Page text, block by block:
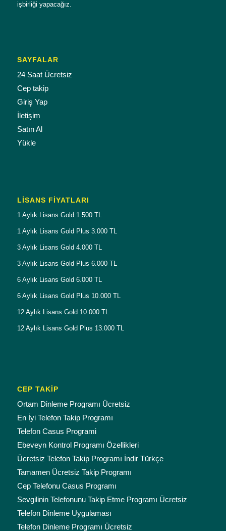
işbirliği yapacağız.
SAYFALAR
24 Saat Ücretsiz
Cep takip
Giriş Yap
İletişim
Satın Al
Yükle
LISANS FIYATLARI
1 Aylık Lisans Gold 1.500 TL
1 Aylık Lisans Gold Plus 3.000 TL
3 Aylık Lisans Gold 4.000 TL
3 Aylık Lisans Gold Plus 6.000 TL
6 Aylık Lisans Gold 6.000 TL
6 Aylık Lisans Gold Plus 10.000 TL
12 Aylık Lisans Gold 10.000 TL
12 Aylık Lisans Gold Plus 13.000 TL
CEP TAKİP
Ortam Dinleme Programı Ücretsiz
En İyi Telefon Takip Programı
Telefon Casus Programi
Ebeveyn Kontrol Programı Özellikleri
Ücretsiz Telefon Takip Programı İndir Türkçe
Tamamen Ücretsiz Takip Programı
Cep Telefonu Casus Programı
Sevgilinin Telefonunu Takip Etme Programı Ücretsiz
Telefon Dinleme Uygulaması
Telefon Dinleme Programı Ücretsiz